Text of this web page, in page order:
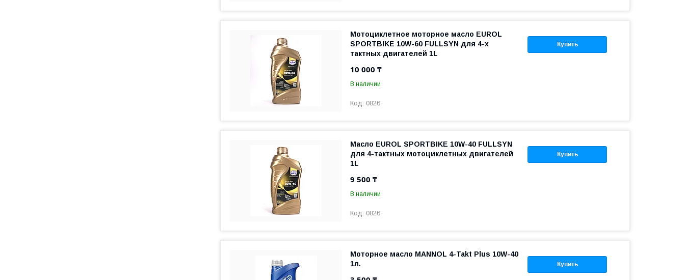
Купить
Мотоциклетное моторное масло EUROL
SPORTBIKE 10W-60 FULLSYN для 4-х
тактных двигателей 1L
10 000 ₸
В наличии
0826
Купить
Масло EUROL SPORTBIKE 10W-40 FULLSYN
для 4-тактных мотоциклетных двигателей
1L
9 500 ₸
В наличии
0826
Купить
Моторное масло MANNOL 4-Takt Plus 10W-40
1л.